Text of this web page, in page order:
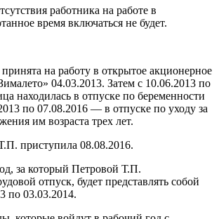
работника на работе в
время включаться не будет.
на работу в открытое акционерное
04.03.2013. Затем с 10.06.2013 по
находилась в отпуске по беременности
по 07.08.2016 — в отпуске по уходу за
им возраста трех лет.
приступила 08.08.2016.
за который Петровой Т.П.
отпуск, будет представлять собой
по 03.03.2014.